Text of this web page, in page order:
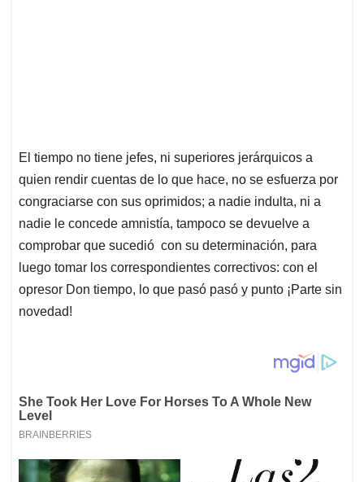
El tiempo no tiene jefes, ni superiores jerárquicos a
quien rendir cuentas de lo que hace, no se esfuerza por
congraciarse con sus oprimidos; a nadie indulta, ni a
nadie le concede amnistía, tampoco se devuelve a
comprobar que sucedió con su determinación, para
luego tomar los correspondientes correctivos: con el
opresor Don tiempo, lo que pasó pasó y punto ¡Parte sin
novedad!